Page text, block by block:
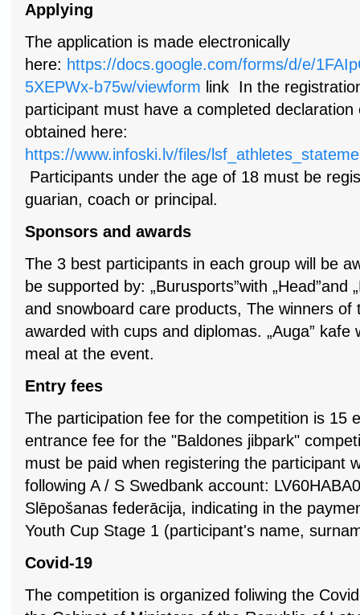
Applying
The application is made electronically
here: https://docs.google.com/forms/d/e/
5XEPWx-b75w/viewform link In the
participant must have a completed
obtained here:
https://www.infoski.lv/files/
Participants under the age of 18 must be
guarian, coach or principal.
Sponsors and awards
The 3 best participants in each group will be
be supported by: „Burusports”with „Head”and
and snowboard care products, The winners of
awarded with cups and diplomas. „Auga”
meal at the event.
Entry fees
The participation fee for the competition is 15
entrance fee for the "Baldones jibpark"
must be paid when registering the participant
following A / S Swedbank account:
Slēpošanas federācija, indicating in the
Youth Cup Stage 1 (participant's name,
Covid-19
The competition is organized foliwing the